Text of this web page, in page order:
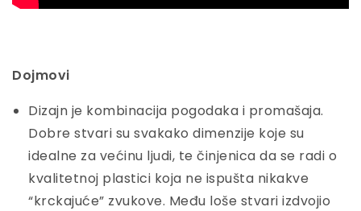
Dojmovi
Dizajn je kombinacija pogodaka i promašaja.
Dobre stvari su svakako dimenzije koje su
idealne za većinu ljudi, te činjenica da se radi o
kvalitetnoj plastici koja ne ispušta nikakve
“krckajuće” zvukove. Među loše stvari izdvojio